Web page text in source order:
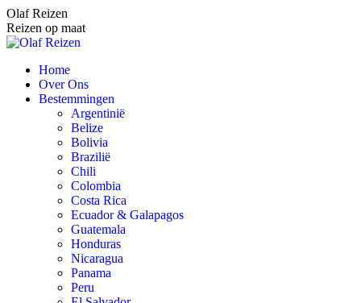
Spring
naar
content
Olaf Reizen
Reizen op maat
Home
Over Ons
Bestemmingen
Argentinië
Belize
Bolivia
Brazilië
Chili
Colombia
Costa Rica
Ecuador & Galapagos
Guatemala
Honduras
Nicaragua
Panama
Peru